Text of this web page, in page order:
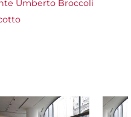
Umberto Broccoli